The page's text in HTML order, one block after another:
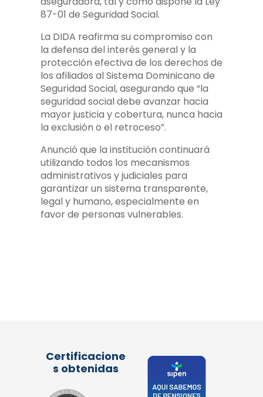
87-01 de Seguridad Social.
La DIDA reafirma su compromiso con
la defensa del interés general y la
protección efectiva de los derechos de
los afiliados al Sistema Dominicano de
Seguridad Social, asegurando que “la
seguridad social debe avanzar hacia
mayor justicia y cobertura, nunca hacia
la exclusión o el retroceso”.
Anunció que la institución continuará
utilizando todos los mecanismos
administrativos y judiciales para
garantizar un sistema transparente,
legal y humano, especialmente en
favor de personas vulnerables.
Certificacione
s obtenidas